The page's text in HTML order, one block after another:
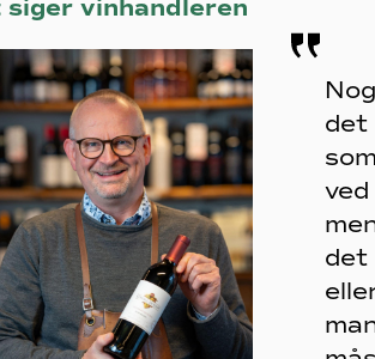
siger vinhandleren
det
det